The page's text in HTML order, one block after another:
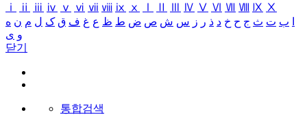
ⅰ
ⅱ ⅲ ⅳ ⅴ ⅵ ⅶ ⅷ ⅸ ⅹ Ⅳ Ⅴ Ⅵ Ⅶ Ⅷ Ⅸ Ⅹ
ب ت ث ج ح خ د ذ ر ز س ش ص ض ط ظ ع غ ف ق ک ل م ن ه
و ی
닫기
통합검색